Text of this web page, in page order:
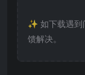
✨️ 如下载遇到
馈解决。